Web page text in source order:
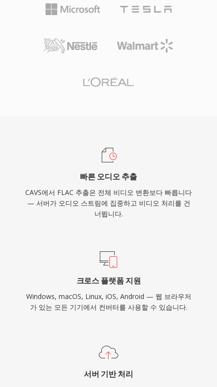
차량용 스테레오, Blu-ray 플레이어, 사실상 모든
데스크톱 미디어 애플리케이션이 FLAC을 기본 디
밍 서비스는 무손실 등급에 FLAC을 사용하여 업
디코딩 시 원본 신호의 완전한 비트 단위 복원. 둘
빠른 오디오 추출
CAVS에서 FLAC 추출은 전체 비디오 변환보다 빠릅니다
— 서버가 오디오 스트림에 집중하고 비디오 처리를 건
너뜁니다.
크로스 플랫폼 지원
Windows, macOS, Linux, iOS, Android — 웹 브라우저
가 있는 모든 기기에서 컨버터를 사용할 수 있습니다.
서버 기반 처리